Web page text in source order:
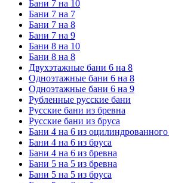
Бани 7 на 10
Бани 7 на 7
Бани 7 на 8
Бани 7 на 9
Бани 8 на 10
Бани 8 на 8
Двухэтажные бани 6 на 8
Одноэтажные бани 6 на 8
Одноэтажные бани 6 на 9
Рубленные русские бани
Русские бани из бревна
Русские бани из бруса
Бани 4 на 6 из оцилиндрованного
Бани 4 на 6 из бруса
Бани 4 на 6 из бревна
Бани 5 на 5 из бревна
Бани 5 на 5 из бруса